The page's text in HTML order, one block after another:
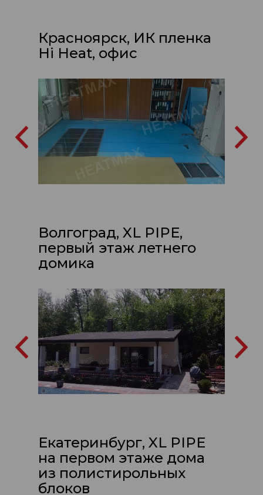
Красноярск, ИК пленка
Hi Heat, офис
Волгоград, XL PIPE,
первый этаж летнего
домика
Екатеринбург, XL PIPE
на первом этаже дома
из полистирольных
блоков